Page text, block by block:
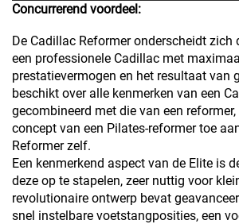
Concurrerend voordeel:
De Cadillac Reformer onderscheidt zich
een professionele Cadillac met
prestatievermogen en het resultaat van
beschikt over alle kenmerken van een
gecombineerd met die van een
concept van een Pilates-reformer toe
Reformer zelf.
Een kenmerkend aspect van de Elite is
deze op te stapelen, zeer nuttig voor
revolutionaire ontwerp bevat
snel instelbare voetstangposities, een